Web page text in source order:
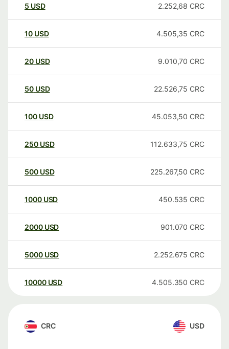
5 USD 2.252,68 CRC
10 USD 4.505,35 CRC
20 USD 9.010,70 CRC
50 USD 22.526,75 CRC
100 USD 45.053,50 CRC
250 USD 112.633,75 CRC
500 USD 225.267,50 CRC
1000 USD 450.535 CRC
2000 USD 901.070 CRC
5000 USD 2.252.675 CRC
10000 USD 4.505.350 CRC
CRC USD